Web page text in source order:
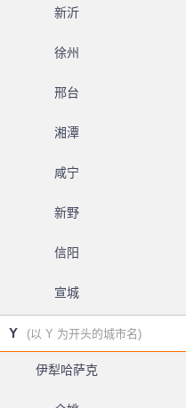
新沂
徐州
邢台
湘潭
咸宁
新野
信阳
宣城
Y (以 Y 为开头的城市名)
伊犁哈萨克